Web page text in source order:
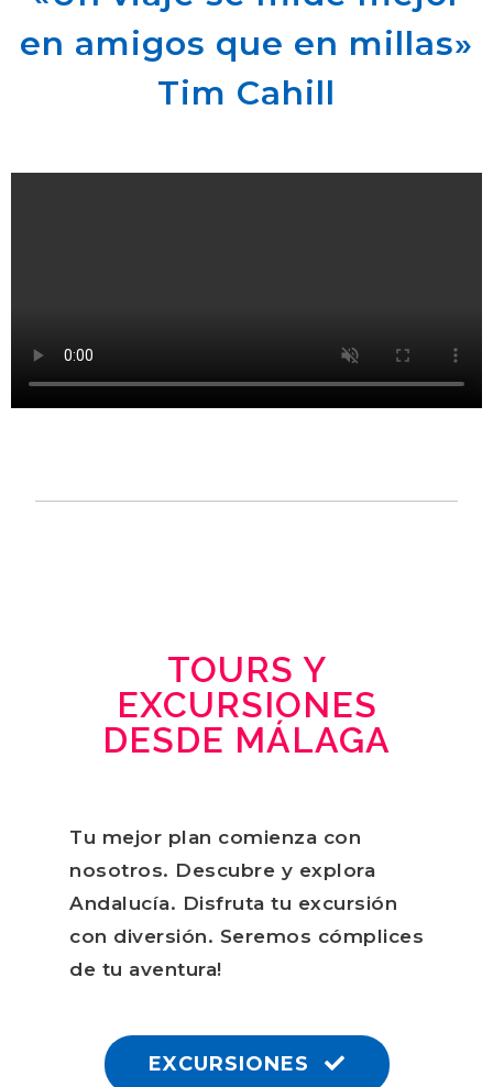
en amigos que en millas»
Tim Cahill
TOURS Y
EXCURSIONES
DESDE MÁLAGA
Tu mejor plan comienza con
nosotros. Descubre y explora
Andalucía. Disfruta tu excursión
con diversión. Seremos cómplices
de tu aventura!
EXCURSIONES